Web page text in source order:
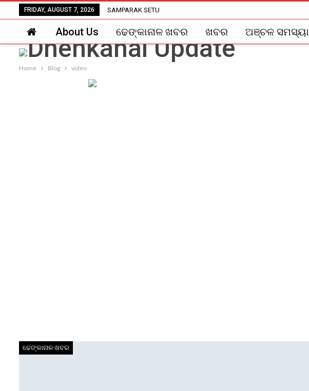
FRIDAY, AUGUST 7, 2026 SAMPARAK SETU
About Us ଢେଙ୍କାନାଳ ଖବର ଖବର ଅଞ୍ଚଳ ସମସ୍ୟା
Home Blog video
ଢେଙ୍କାନାଳ ଖବର